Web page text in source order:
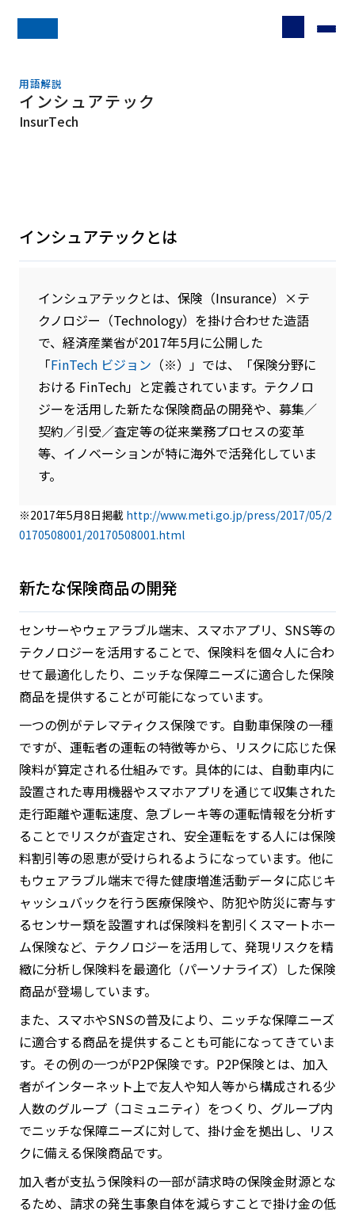
用語解説
インシュアテック
InsurTech
インシュアテックとは
インシュアテックとは、保険（Insurance）×テ
クノロジー（Technology）を掛け合わせた造語
で、経済産業省が2017年5月に公開した
「FinTech ビジョン （※）」では、「保険分野に
おける FinTech」と定義されています。テクノロ
ジーを活用した新たな保険商品の開発や、募集／
契約／引受／査定等の従来業務プロセスの変革
等、イノベーションが特に海外で活発化していま
す。
※2017年5月8日掲載 http://www.meti.go.jp/press/2017/05/2
0170508001/20170508001.html
新たな保険商品の開発
センサーやウェアラブル端末、スマホアプリ、SNS等の
テクノロジーを活用することで、保険料を個々人に合わ
せて最適化したり、ニッチな保障ニーズに適合した保険
商品を提供することが可能になっています。
一つの例がテレマティクス保険です。自動車保険の一種
ですが、運転者の運転の特徴等から、リスクに応じた保
険料が算定される仕組みです。具体的には、自動車内に
設置された専用機器やスマホアプリを通じて収集された
走行距離や運転速度、急ブレーキ等の運転情報を分析す
ることでリスクが査定され、安全運転をする人には保険
料割引等の恩恵が受けられるようになっています。他に
もウェアラブル端末で得た健康増進活動データに応じキ
ャッシュバックを行う医療保険や、防犯や防災に寄与す
るセンサー類を設置すれば保険料を割引くスマートホー
ム保険など、テクノロジーを活用して、発現リスクを精
緻に分析し保険料を最適化（パーソナライズ）した保険
商品が登場しています。
また、スマホやSNSの普及により、ニッチな保障ニーズ
に適合する商品を提供することも可能になってきていま
す。その例の一つがP2P保険です。P2P保険とは、加入
者がインターネット上で友人や知人等から構成される少
人数のグループ（コミュニティ）をつくり、グループ内
でニッチな保障ニーズに対して、掛け金を拠出し、リス
クに備える保険商品です。
加入者が支払う保険料の一部が請求時の保険金財源とな
るため、請求の発生事象自体を減らすことで掛け金の低